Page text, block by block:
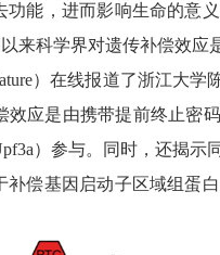
能，进而影响生命的意
来科学界对遗传补偿效应
）在线报道了浙江大
应是由携带提前终止密
）参与。同时，还揭示
偿基因启动子区域组蛋